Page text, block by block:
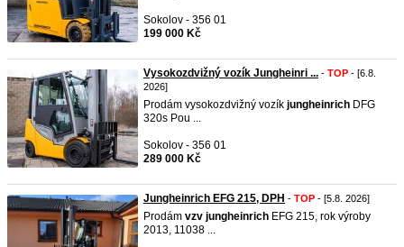
Sokolov - 356 01
199 000 Kč
Vysokozdvižný vozík Jungheinri ... - TOP - [6.8.
2026]
Prodám vysokozdvižný vozík jungheinrich DFG
320s Pou ...
Sokolov - 356 01
289 000 Kč
Jungheinrich EFG 215, DPH - TOP - [5.8. 2026]
Prodám vzv jungheinrich EFG 215, rok výroby
2013, 11038 ...